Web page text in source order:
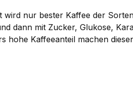
wird nur bester Kaffee der
dann mit Zucker, Glukose,
hohe Kaffeeanteil machen